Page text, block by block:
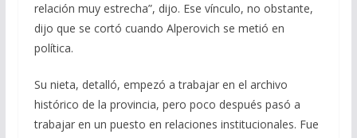
relación muy estrecha”, dijo. Ese vínculo, no obstante,
dijo que se cortó cuando Alperovich se metió en
política.
Su nieta, detalló, empezó a trabajar en el archivo
histórico de la provincia, pero poco después pasó a
trabajar en un puesto en relaciones institucionales. Fue